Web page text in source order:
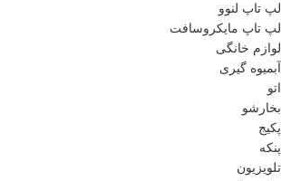
لپ تاپ لنوو
لپ تاپ مایکروسافت
لوازم خانگی
آبمیوه گیری
اتو
بخارشو
پکیج
پنکه
تلویزیون